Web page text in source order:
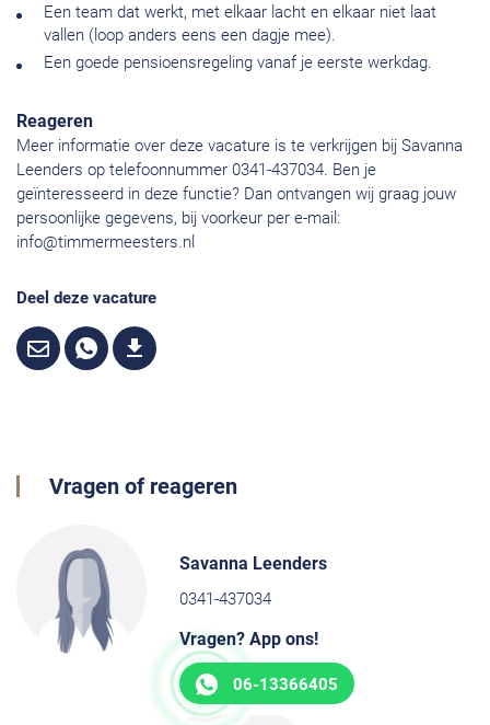
Een team dat werkt, met elkaar lacht en elkaar niet laat
vallen (loop anders eens een dagje mee).
Een goede pensioensregeling vanaf je eerste werkdag.
Reageren
Meer informatie over deze vacature is te verkrijgen bij Savanna
Leenders op telefoonnummer 0341-437034. Ben je
geïnteresseerd in deze functie? Dan ontvangen wij graag jouw
persoonlijke gegevens, bij voorkeur per e-mail:
info@timmermeesters.nl
Deel deze vacature
Vragen of reageren
Savanna Leenders
0341-437034
Vragen? App ons!
06-13366405